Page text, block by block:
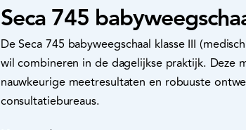
Seca 745
De Seca 745 babyweegschaal klasse III
wil combineren in de dagelijkse praktijk. Deze
nauwkeurige meetresultaten en robuuste
consultatiebureaus.